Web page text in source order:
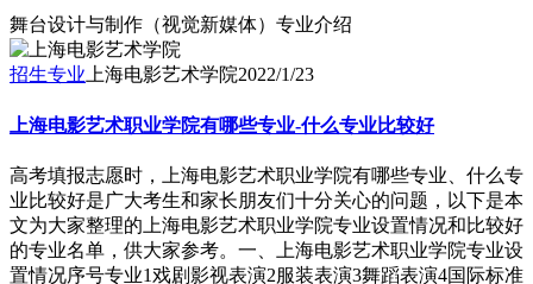
舞台设计与制作（视觉新媒体）专业介绍
招生专业 上海电影艺术学院2022/1/23
上海电影艺术职业学院有哪些专业-什么专业比较好
高考填报志愿时，上海电影艺术职业学院有哪些专业、什么专
业比较好是广大考生和家长朋友们十分关心的问题，以下是本
文为大家整理的上海电影艺术职业学院专业设置情况和比较好
的专业名单，供大家参考。一、上海电影艺术职业学院专业设
置情况序号专业1戏剧影视表演2服装表演3舞蹈表演4国际标准